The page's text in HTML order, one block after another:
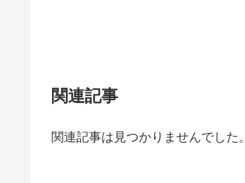
関連記事
関連記事は見つかりませんでした。